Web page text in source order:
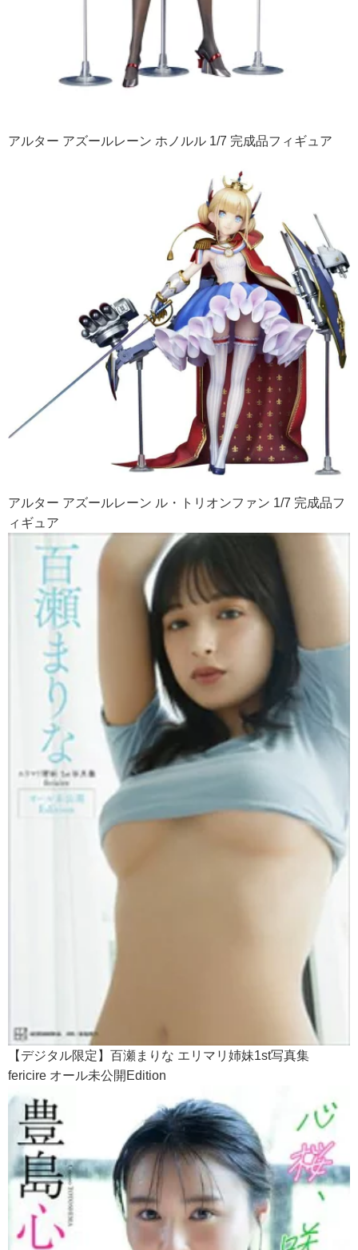
アルター アズールレーン ホノルル 1/7 完成品フィギュア
アルター アズールレーン ル・トリオンファン 1/7 完成品フ
ィギュア
【デジタル限定】百瀬まりな エリマリ姉妹1st写真集
fericire オール未公開Edition